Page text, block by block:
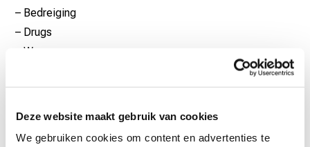
Deze website maakt gebruik van cookies
We gebruiken cookies om content en advertenties te
– Bedreiging
– Drugs
– Wapens
– Zeden
Indien u een zaak heeft, neem contact met ons op via